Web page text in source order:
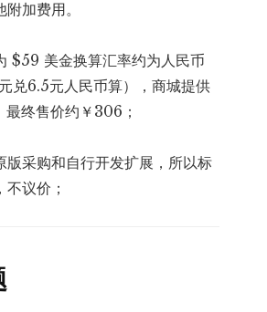
加费用。
$59 美金换算汇率约为人民币
兑6.5元人民币算），商城提供
最终售价约￥306；
版采购和自行开发扩展，所以标
议价；